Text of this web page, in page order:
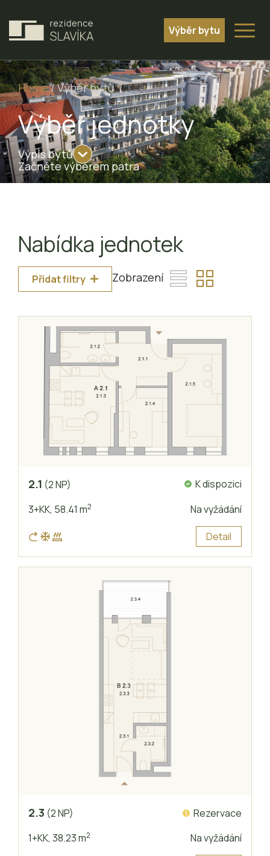
Výběr bytu
Home/Výběr bytu
Výběr jednotky
Začněte výběrem patra
Výpis bytů
Nabídka jednotek
Přidat filtry Zobrazení
2.1 (2 NP)
K dispozici
3+KK, 58.41 m2 Na vyžádání
Detail
2.3 (2 NP)
Rezervace
1+KK, 38.23 m2 Na vyžádání